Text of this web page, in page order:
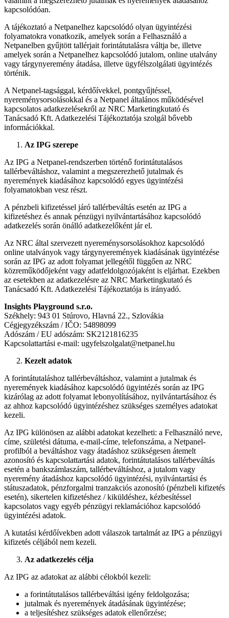
kapcsolódóan.
A tájékoztató a Netpanelhez kapcsolódó olyan ügyintézési
folyamatokra vonatkozik, amelyek során a Felhasználó a
Netpanelben gyűjtött tallérjait forintátutalásra váltja be, illetve
amelyek során a Netpanelhez kapcsolódó jutalom, online utalvány
vagy tárgynyeremény átadása, illetve ügyfélszolgálati ügyintézés
történik.
A Netpanel-tagsággal, kérdőívekkel, pontgyűjtéssel,
nyereménysorsolásokkal és a Netpanel általános működésével
kapcsolatos adatkezelésekről az NRC Marketingkutató és
Tanácsadó Kft. Adatkezelési Tájékoztatója szolgál bővebb
információkkal.
Az IPG szerepe
Az IPG a Netpanel-rendszerben történő forintátutalásos
tallérbeváltáshoz, valamint a megszerezhető jutalmak és
nyeremények kiadásához kapcsolódó egyes ügyintézési
folyamatokban vesz részt.
A pénzbeli kifizetéssel járó tallérbeváltás esetén az IPG a
kifizetéshez és annak pénzügyi nyilvántartásához kapcsolódó
adatkezelés során önálló adatkezelőként jár el.
Az NRC által szervezett nyereménysorsolásokhoz kapcsolódó
online utalványok vagy tárgynyeremények kiadásának ügyintézése
során az IPG az adott folyamat jellegétől függően az NRC
közreműködőjeként vagy adatfeldolgozójaként is eljárhat. Ezekben
az esetekben az adatkezelésre az NRC Marketingkutató és
Tanácsadó Kft. Adatkezelési Tájékoztatója is irányadó.
Insights Playground s.r.o.
Székhely: 943 01 Stúrovo, Hlavná 22., Szlovákia
Cégjegyzékszám / IČO: 54898099
Adószám / EU adószám: SK2121816235
Kapcsolattartási e-mail: ugyfelszolgalat@netpanel.hu
Kezelt adatok
A forintátutaláshoz tallérbeváltáshoz, valamint a jutalmak és
nyeremények kiadásához kapcsolódó ügyintézés során az IPG
kizárólag az adott folyamat lebonyolításához, nyilvántartásához és
az ahhoz kapcsolódó ügyintézéshez szükséges személyes adatokat
kezeli.
Az IPG különösen az alábbi adatokat kezelheti: a Felhasználó neve,
címe, születési dátuma, e-mail-címe, telefonszáma, a Netpanel-
profilból a beváltáshoz vagy átadáshoz szükségesen átemelt
azonosító és kapcsolattartási adatok, forintátutalásos tallérbeváltás
esetén a bankszámlaszám, tallérbeváltáshoz, a jutalom vagy
nyeremény átadáshoz kapcsolódó ügyintézési, nyilvántartási és
státuszadatok, pénzforgalmi tranzakciós azonosító (pénzbeli kifizetés
esetén), sikertelen kifizetéshez / kiküldéshez, kézbesítéssel
kapcsolatos vagy egyéb pénzügyi reklamációhoz kapcsolódó
ügyintézési adatok.
A kutatási kérdőívekben adott válaszok tartalmát az IPG a pénzügyi
kifizetés céljából nem kezeli.
Az adatkezelés célja
Az IPG az adatokat az alábbi célokból kezeli:
a forintátutalásos tallérbeváltási igény feldolgozása;
jutalmak és nyeremények átadásának ügyintézése;
a teljesítéshez szükséges adatok ellenőrzése;